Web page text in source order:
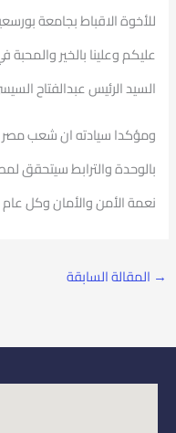
للأخوة الاقباط بجامعة
عليكم وعلينا بالخير
السيد الرئيس عبدالفتاح
ومؤكدا سيادته ان شعب
بالوحدة والترابط سيتحقق
نعمة الأمن والأمان وكل عام
→ المقالة السابقة